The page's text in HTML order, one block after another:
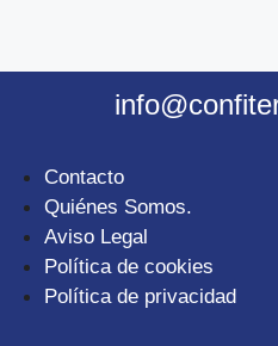
Contacto
Quiénes Somos.
Aviso Legal
Política de cookies
Política de privacidad